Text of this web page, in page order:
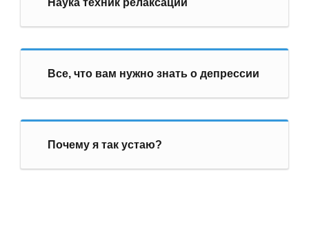
Наука техник релаксации
Все, что вам нужно знать о депрессии
Почему я так устаю?